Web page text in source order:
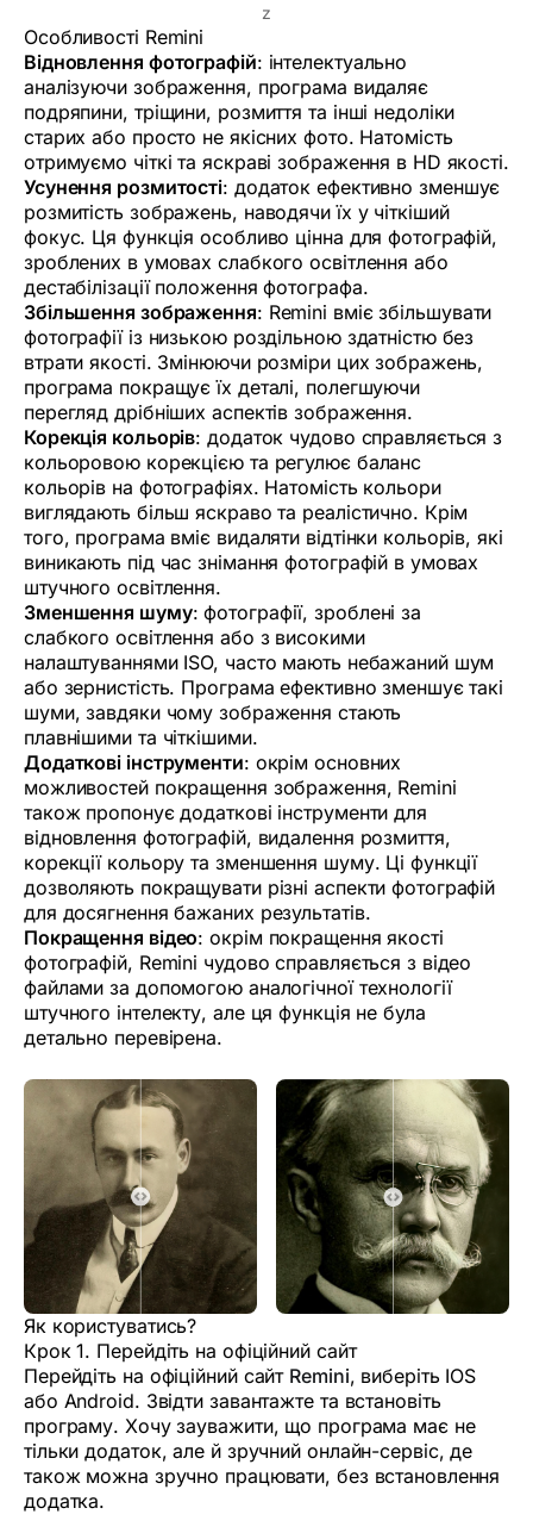
z
Особливості Remini
Відновлення фотографій: інтелектуально
аналізуючи зображення, програма видаляє
подряпини, тріщини, розмиття та інші недоліки
старих або просто не якісних фото. Натомість
отримуємо чіткі та яскраві зображення в HD якості.
Усунення розмитості: додаток ефективно зменшує
розмитість зображень, наводячи їх у чіткіший
фокус. Ця функція особливо цінна для фотографій,
зроблених в умовах слабкого освітлення або
дестабілізації положення фотографа.
Збільшення зображення: Remini вміє збільшувати
фотографії із низькою роздільною здатністю без
втрати якості. Змінюючи розміри цих зображень,
програма покращує їх деталі, полегшуючи
перегляд дрібніших аспектів зображення.
Корекція кольорів: додаток чудово справляється з
кольоровою корекцією та регулює баланс
кольорів на фотографіях. Натомість кольори
виглядають більш яскраво та реалістично. Крім
того, програма вміє видаляти відтінки кольорів, які
виникають під час знімання фотографій в умовах
штучного освітлення.
Зменшення шуму: фотографії, зроблені за
слабкого освітлення або з високими
налаштуваннями ISO, часто мають небажаний шум
або зернистість. Програма ефективно зменшує такі
шуми, завдяки чому зображення стають
плавнішими та чіткішими.
Додаткові інструменти: окрім основних
можливостей покращення зображення, Remini
також пропонує додаткові інструменти для
відновлення фотографій, видалення розмиття,
корекції кольору та зменшення шуму. Ці функції
дозволяють покращувати різні аспекти фотографій
для досягнення бажаних результатів.
Покращення відео: окрім покращення якості
фотографій, Remini чудово справляється з відео
файлами за допомогою аналогічної технології
штучного інтелекту, але ця функція не була
детально перевірена.
Як користуватись?
Крок 1. Перейдіть на офіційний сайт
Перейдіть на офіційний сайт Remini, виберіть IOS
або Android. Звідти завантажте та встановіть
програму. Хочу зауважити, що програма має не
тільки додаток, але й зручний онлайн-сервіс, де
також можна зручно працювати, без встановлення
додатка.